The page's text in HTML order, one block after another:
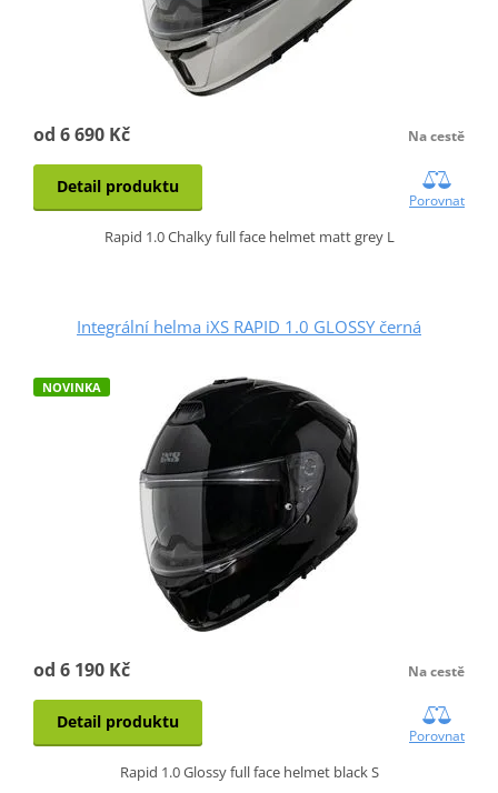
od 6 690 Kč Na cestě
Detail produktu
Porovnat
Rapid 1.0 Chalky full face helmet matt grey L
Integrální helma iXS RAPID 1.0 GLOSSY černá
NOVINKA
od 6 190 Kč Na cestě
Detail produktu
Porovnat
Rapid 1.0 Glossy full face helmet black S